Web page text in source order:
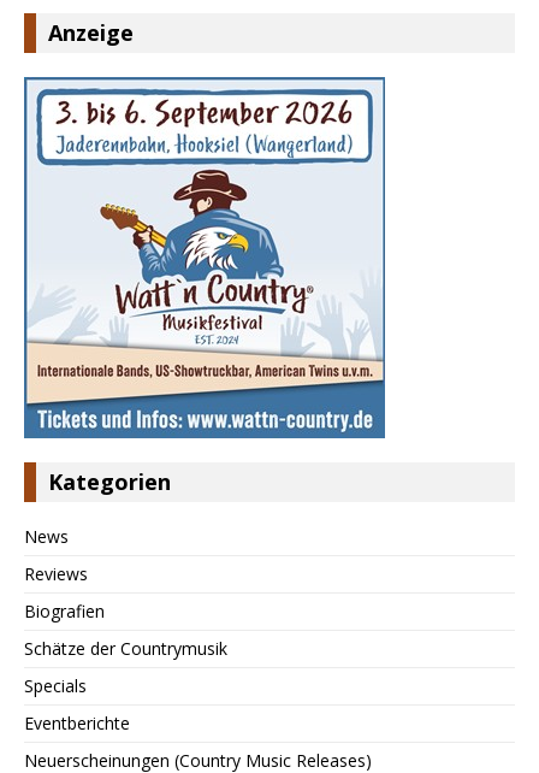
Anzeige
Kategorien
News
Reviews
Biografien
Schätze der Countrymusik
Specials
Eventberichte
Neuerscheinungen (Country Music Releases)